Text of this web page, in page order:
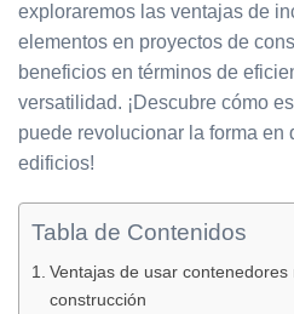
exploraremos las ventajas de
elementos en proyectos de
beneficios en términos de
versatilidad. ¡Descubre cómo
puede revolucionar la forma en
edificios!
Tabla de Contenidos
Ventajas de usar
construcción